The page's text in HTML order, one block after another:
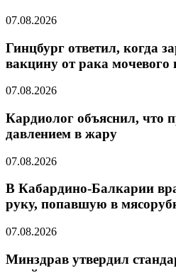
07.08.2026
Гинцбург ответил, когда
вакцину от рака мочевого
07.08.2026
Кардиолог объяснил, что
давлением в жару
07.08.2026
В Кабардино-Балкарии
руку, попавшую в
07.08.2026
Минздрав утвердил